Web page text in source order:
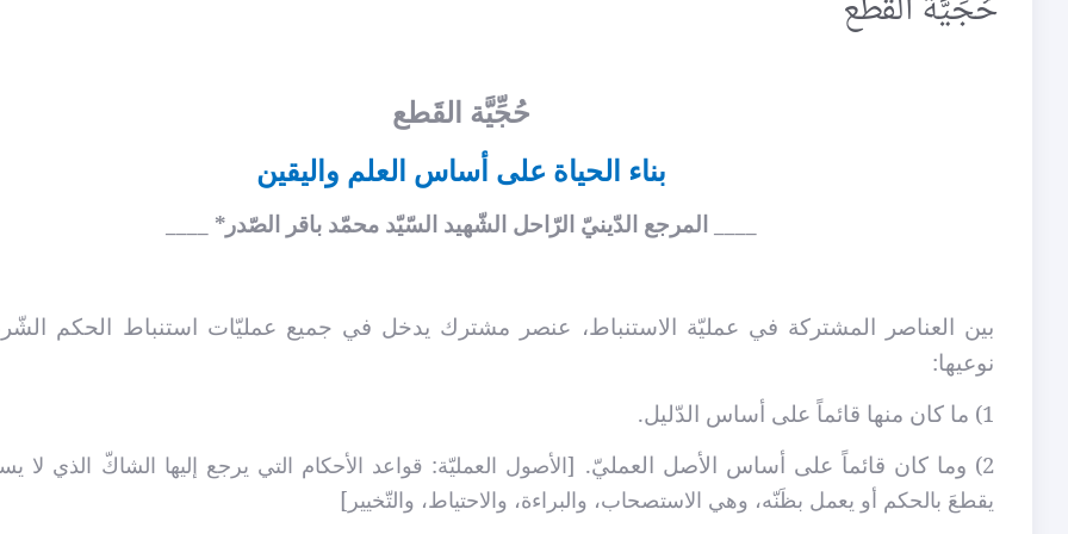
حُجِّيَّة القَطع
بناء الحياة على أساس العلم واليقين
____ المرجع الدّينيّ الرّاحل الشّهيد السّيّد محمّد باقر الصّدر* ____
بين العناصر المشتركة في عمليّة الاستنباط، عنصر مشترك يدخل في جميع عمليّات استنباط الحكم
نوعيها:
1) ما كان منها قائماً على أساس الدّليل.
2) وما كان قائماً على أساس الأصل العمليّ.
[الأصول العمليّة: قواعد الأحكام التي يرجع إليها الشاكّ الذي لا
يقطعَ بالحكم أو يعمل بظَنّه، وهي الاستصحاب، والبراءة، والاحتياط، والتّخيير]
قراءة في كتاب أمير
العـدد الثاني و الستون من
مجلة شعائر
مواجهة